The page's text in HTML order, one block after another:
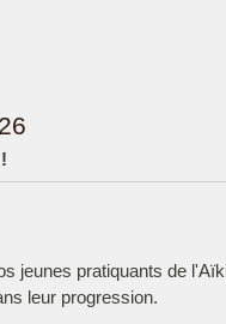
jeunes pratiquants de
leur progression.